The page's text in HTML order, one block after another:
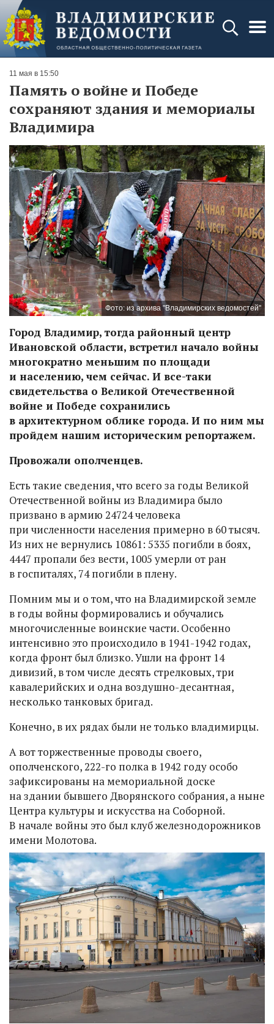
11 мая в 15:50
Память о войне и Победе
сохраняют здания и мемориалы
Владимира
Фото: из архива "Владимирских ведомостей"
Город Владимир, тогда районный центр
Ивановской области, встретил начало войны
многократно меньшим по площади
и населению, чем сейчас. И все-таки
свидетельства о Великой Отечественной
войне и Победе сохранились
в архитектурном облике города. И по ним мы
пройдем нашим историческим репортажем.
Провожали ополченцев.
Есть такие сведения, что всего за годы Великой
Отечественной войны из Владимира было
призвано в армию 24724 человека
при численности населения примерно в 60 тысяч.
Из них не вернулись 10861: 5335 погибли в боях,
4447 пропали без вести, 1005 умерли от ран
в госпиталях, 74 погибли в плену.
Помним мы и о том, что на Владимирской земле
в годы войны формировались и обучались
многочисленные воинские части. Особенно
интенсивно это происходило в 1941-1942 годах,
когда фронт был близко. Ушли на фронт 14
дивизий, в том числе десять стрелковых, три
кавалерийских и одна воздушно-десантная,
несколько танковых бригад.
Конечно, в их рядах были не только владимирцы.
А вот торжественные проводы своего,
ополченского, 222-го полка в 1942 году особо
зафиксированы на мемориальной доске
на здании бывшего Дворянского собрания, а ныне
Центра культуры и искусства на Соборной.
В начале войны это был клуб железнодорожников
имени Молотова.